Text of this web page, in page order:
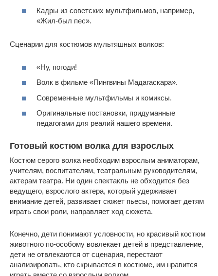
Кадры из советских мультфильмов, например,
«Жил-был пес».
Сценарии для костюмов мультяшных волков:
«Ну, погоди!
Волк в фильме «Пингвины Мадагаскара».
Современные мультфильмы и комиксы.
Оригинальные постановки, придуманные
педагогами для реалий нашего времени.
Готовый костюм волка для взрослых
Костюм серого волка необходим взрослым аниматорам,
учителям, воспитателям, театральным руководителям,
актерам театра. Ни один спектакль не обходится без
ведущего, взрослого актера, который удерживает
внимание детей, развивает сюжет пьесы, помогает детям
играть свои роли, направляет ход сюжета.
Конечно, дети понимают условности, но красивый костюм
животного по-особому вовлекает детей в представление,
дети не отвлекаются от сценария, перестают
анализировать, кто скрывается в костюме, им нравится